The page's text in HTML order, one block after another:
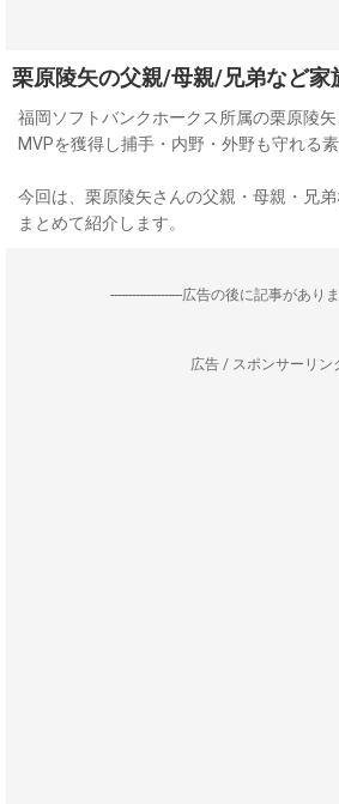
栗原陵矢の父親/母親/兄弟など家
福岡ソフトバンクホークス所属の栗原陵
MVPを獲得し捕手・内野・外野も守れる
今回は、栗原陵矢さんの父親・母親・兄
まとめて紹介します。
--------------------広告の後に記事がありま
広告 / スポンサーリン